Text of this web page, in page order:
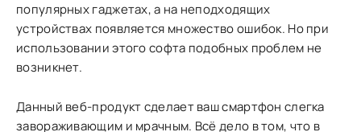
популярных гаджетах, а на неподходящих
устройствах появляется множество ошибок. Но при
использовании этого софта подобных проблем не
возникнет.
Данный веб-продукт сделает ваш смартфон слегка
завораживающим и мрачным. Всё дело в том, что в